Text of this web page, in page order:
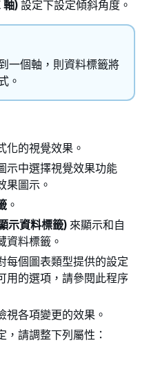
軸) 設定下設定傾斜角度。
一個軸，則資料標籤將
。
化的視覺效果。
示中選擇視覺效果功能
果圖示。
。
示資料標籤) 來顯示和自
資料標籤。
每個圖表類型提供的設定
用的選項，請參閱此程序
視各項變更的效果。
請調整下列屬性：